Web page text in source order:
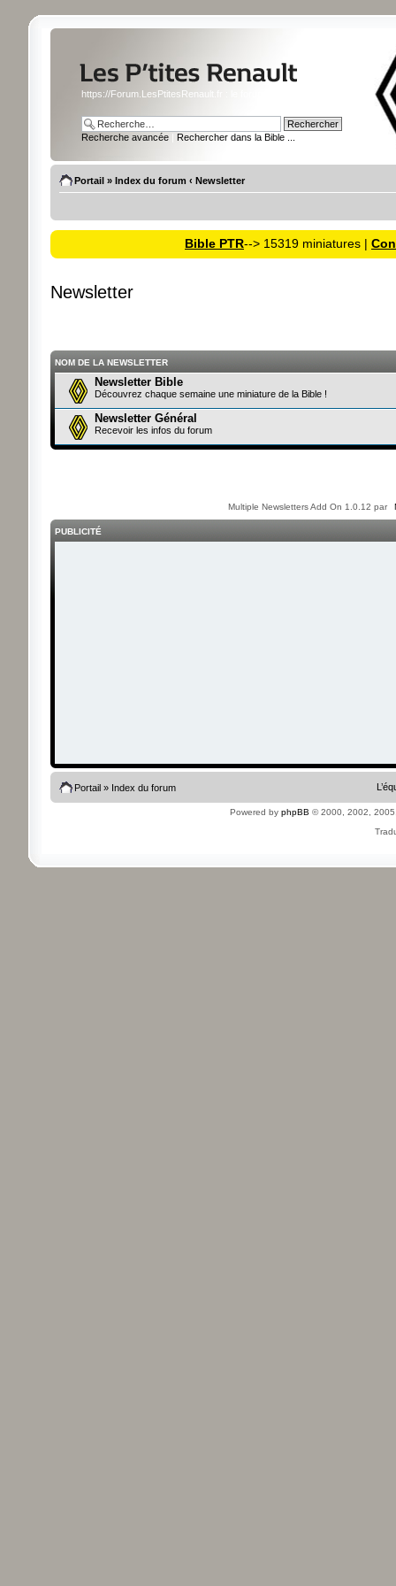
https://Forum.LesPtitesRenault.fr : le forum des miniatures Renault
Recherche avancée | Rechercher dans la Bible ...
Portail» Index du forum ‹ Newsletter
Bible PTR--> 15319 miniatures |
Newsletter
NOM DE LA NEWSLETTER
Newsletter Bible
Découvrez chaque semaine une miniature de la Bible !
Newsletter Général
Recevoir les infos du forum
Multiple Newsletters Add On 1.0.12 par
PUBLICITÉ
Portail» Index du forum
Powered by phpBB © 2000, 2002,